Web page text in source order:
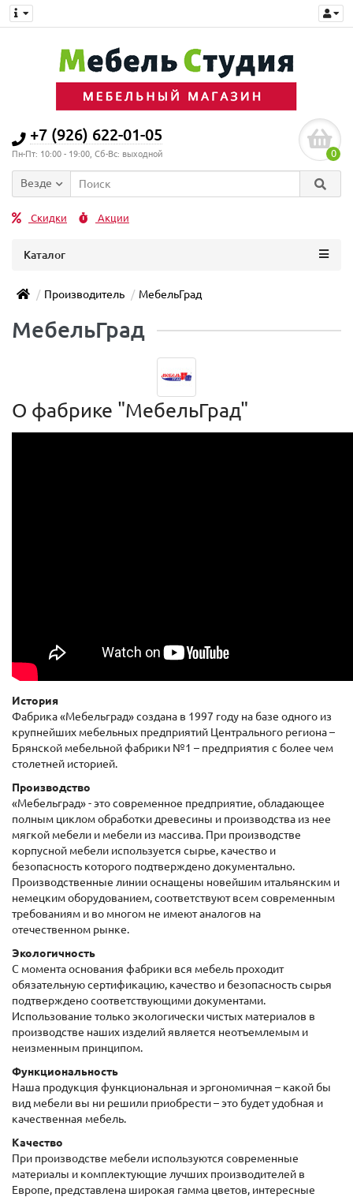
+7 (926) 622-01-05
Пн-Пт: 10:00 - 19:00, Сб-Вс: выходной 0
Везде
Скидки Акции
Каталог
Производитель МебельГрад
МебельГрад
О фабрике "МебельГрад"
История
Фабрика «Мебельград» создана в 1997 году на базе одного из
крупнейших мебельных предприятий Центрального региона –
Брянской мебельной фабрики №1 – предприятия с более чем
столетней историей.
Производство
«Мебельград» - это современное предприятие, обладающее
полным циклом обработки древесины и производства из нее
мягкой мебели и мебели из массива. При производстве
корпусной мебели используется сырье, качество и
безопасность которого подтверждено документально.
Производственные линии оснащены новейшим итальянским и
немецким оборудованием, соответствуют всем современным
требованиям и во многом не имеют аналогов на
отечественном рынке.
Экологичность
С момента основания фабрики вся мебель проходит
обязательную сертификацию, качество и безопасность сырья
подтверждено соответствующими документами.
Использование только экологически чистых материалов в
производстве наших изделий является неотъемлемым и
неизменным принципом.
Функциональность
Наша продукция функциональная и эргономичная – какой бы
вид мебели вы ни решили приобрести – это будет удобная и
качественная мебель.
Качество
При производстве мебели используются современные
материалы и комплектующие лучших производителей в
Европе, представлена широкая гамма цветов, интересные